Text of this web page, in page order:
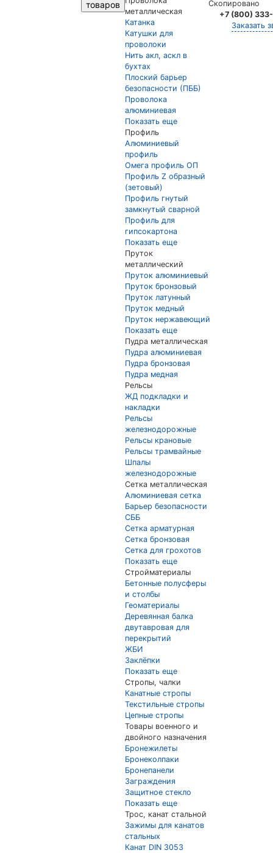
товаров
металлическая
Катанка
Катушки для
проволоки
Нить акл, аскл в
бухтах
Плоский барьер
безопасности (ПББ)
Проволока
алюминиевая
Показать еще
Профиль
Алюминиевый
профиль
Омега профиль ОП
Профиль Z образный
(зетовый)
Профиль гнутый
замкнутый сварной
Профиль для
гипсокартона
Показать еще
Пруток
металлический
Пруток алюминиевый
Пруток бронзовый
Пруток латунный
Пруток медный
Пруток нержавеющий
Показать еще
Пудра металлическая
Пудра алюминиевая
Пудра бронзовая
Пудра медная
Рельсы
ЖД подкладки и
накладки
Рельсы
железнодорожные
Рельсы крановые
Рельсы трамвайные
Шпалы
железнодорожные
Сетка металлическая
Алюминиевая сетка
Барьер безопасности
СББ
Сетка арматурная
Сетка бронзовая
Сетка для грохотов
Показать еще
Стройматериалы
Бетонные полусферы
и столбы
Геоматериалы
Деревянная балка
двутавровая для
перекрытий
ЖБИ
Заклёпки
Показать еще
Стропы, чалки
Канатные стропы
Текстильные стропы
Цепные стропы
Товары военного и
двойного назначения
Бронежилеты
Бронеколпаки
Бронепанели
Заграждения
Защитное стекло
Показать еще
Трос, канат стальной
Зажимы для канатов
стальных
Канат DIN 3053
Скопировано
+7 (800)
Заказать